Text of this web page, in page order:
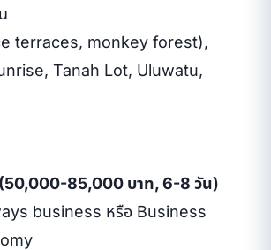
terraces, monkey forest),
Tanah Lot, Uluwatu,
85,000 บาท, 6-8 วัน)
business หรือ Business